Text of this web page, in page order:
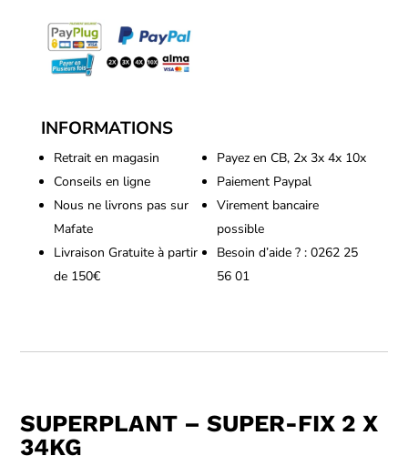
fix
INFORMATIONS
Retrait en magasin
Conseils en ligne
Nous ne livrons pas sur
Mafate
Livraison Gratuite à partir
de 150€
Payez en CB, 2x 3x 4x 10x
Paiement Paypal
Virement bancaire
possible
Besoin d’aide ? : 0262 25
56 01
SUPERPLANT – SUPER-FIX 2 X
34KG